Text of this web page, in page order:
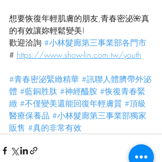
想要恢復年輕肌膚的朋友,青春密泌🌺真
的有效讓妳輕鬆變美!
歡迎洽詢 #小林髮廊第三事業部各門市
# https://www.show-lin.com.tw/youth
#青春密泌緊緻精華 #訊聯人體臍帶外泌
體 #藍銅胜肽 #神經醯胺 #恢復青春緊
緻 #不僅變美還能回復年輕膚質 #頂級
醫療保養品 #小林髮廊第三事業部獨家
販售 #真的非常有效